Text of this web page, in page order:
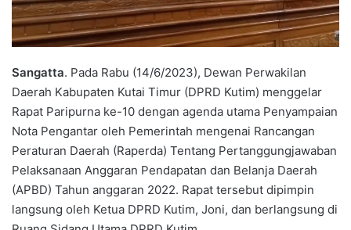
Sangatta. Pada Rabu (14/6/2023), Dewan Perwakilan
Daerah Kabupaten Kutai Timur (DPRD Kutim) menggelar
Rapat Paripurna ke-10 dengan agenda utama Penyampaian
Nota Pengantar oleh Pemerintah mengenai Rancangan
Peraturan Daerah (Raperda) Tentang Pertanggungjawaban
Pelaksanaan Anggaran Pendapatan dan Belanja Daerah
(APBD) Tahun anggaran 2022. Rapat tersebut dipimpin
langsung oleh Ketua DPRD Kutim, Joni, dan berlangsung di